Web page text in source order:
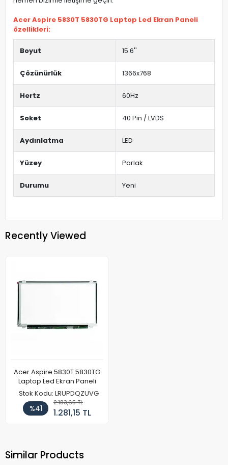
Acer Aspire 5830T 5830TG Laptop Led Ekran Paneli
özellikleri:
Boyut 15.6''
Çözünürlük 1366x768
Hertz 60Hz
Soket 40 Pin / LVDS
Aydınlatma LED
Yüzey Parlak
Durumu Yeni
Recently Viewed
Acer Aspire 5830T 5830TG
Laptop Led Ekran Paneli
Stok Kodu: LRUPDQZUVG
%41
2.183,65 TL
1.281,15 TL
Similar Products